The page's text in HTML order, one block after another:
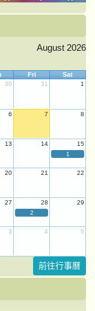
August 2026
Fri Sat
30 31 1
6 7 8
13 14
15
1
20 21
22
27 28
29
2
3 4
5
前往行事曆